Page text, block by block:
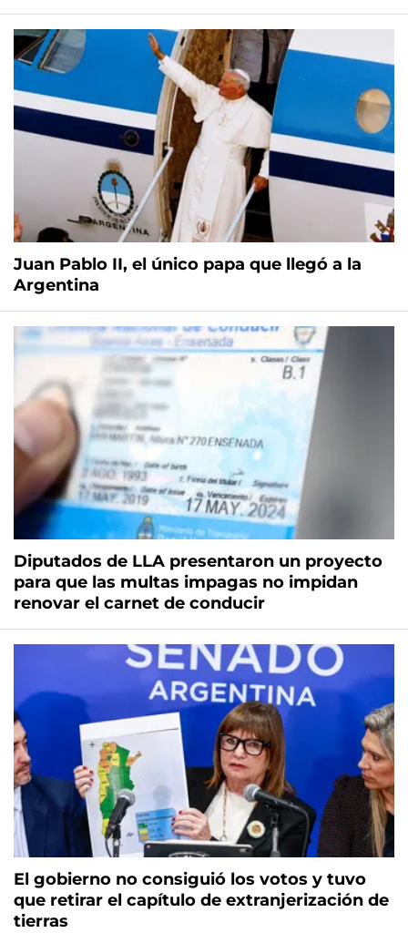
Juan Pablo II, el único papa que llegó a la
Argentina
Diputados de LLA presentaron un proyecto
para que las multas impagas no impidan
renovar el carnet de conducir
El gobierno no consiguió los votos y tuvo
que retirar el capítulo de extranjerización de
tierras